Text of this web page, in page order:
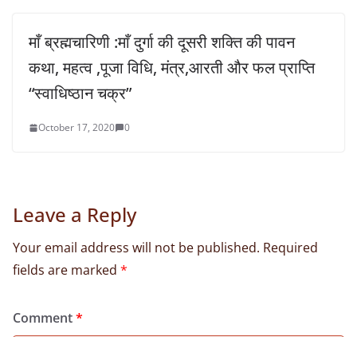
माँ ब्रह्मचारिणी :माँ दुर्गा की दूसरी शक्ति की पावन
कथा, महत्व ,पूजा विधि, मंत्र,आरती और फल प्राप्ति
“स्वाधिष्ठान चक्र”
October 17, 2020 0
Leave a Reply
Your email address will not be published. Required
fields are marked *
Comment*